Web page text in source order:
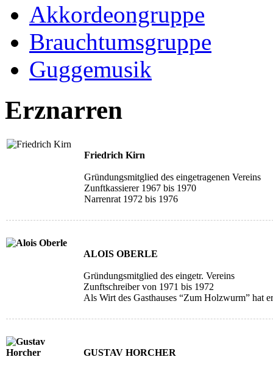
Akkordeongruppe
Brauchtumsgruppe
Guggemusik
Erznarren
Friedrich Kirn
Gründungsmitglied des eingetragenen Vereins
Zunftkassierer 1967 bis 1970
Narrenrat 1972 bis 1976
ALOIS OBERLE
Gründungsmitglied des eingetr. Vereins
Zunftschreiber von 1971 bis 1972
Als Wirt des Gasthauses “Zum Holzwurm” hat
GUSTAV HORCHER